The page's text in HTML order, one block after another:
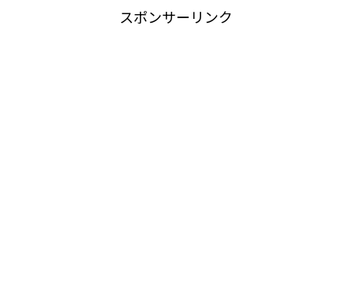
スポンサーリンク